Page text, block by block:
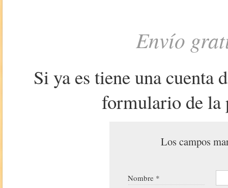
Envío
Si ya es tiene una cuenta
formulario de la
Los campos
Nombre *